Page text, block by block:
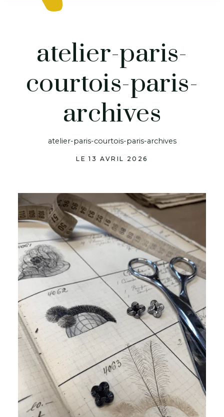
atelier-paris-
courtois-paris-
archives
atelier-paris-courtois-paris-archives
LE 13 AVRIL 2026